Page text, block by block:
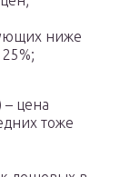
ниже
цена
тоже